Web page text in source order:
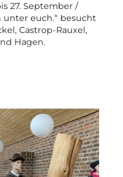
27. September /
euch.“ besucht
Castrop-Rauxel,
Hagen.